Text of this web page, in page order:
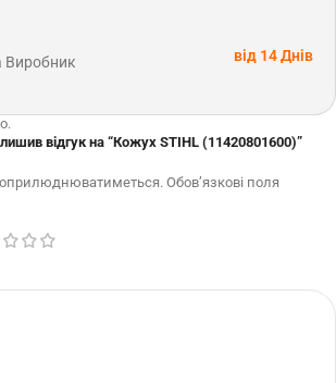
Виробник
від 14 Днів
відгук на “Кожух STIHL (11420801600)”
Обов’язкові поля